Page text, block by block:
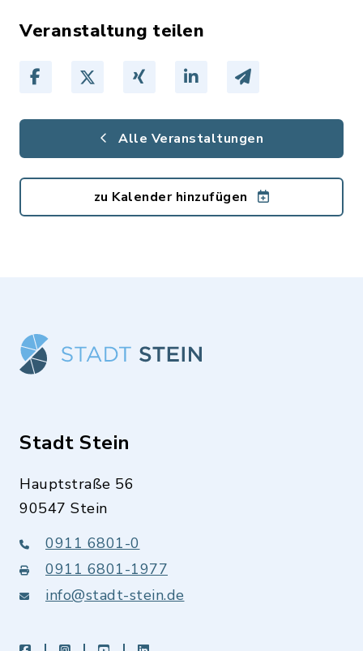
Veranstaltung teilen
Alle Veranstaltungen
zu Kalender hinzufügen
Stadt Stein
Hauptstraße 56
90547 Stein
0911 6801-0
0911 6801-1977
info@stadt-stein.de